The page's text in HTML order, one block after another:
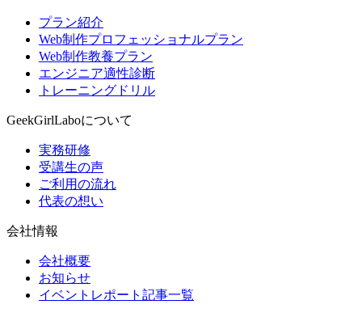
プラン紹介
Web制作プロフェッショナルプラン
Web制作教養プラン
エンジニア適性診断
トレーニングドリル
GeekGirlLaboについて
実務研修
受講生の声
ご利用の流れ
代表の想い
会社情報
会社概要
お知らせ
イベントレポート記事一覧